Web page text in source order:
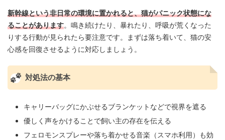
新幹線という非日常の環境に置かれると、猫がパニック状態にな
ることがあります。鳴き続けたり、暴れたり、呼吸が荒くなった
りする行動が見られたら要注意です。まずは落ち着いて、猫の安
心感を回復させるように対応しましょう。
対処法の基本
キャリーバッグにかぶせるブランケットなどで視界を遮る
優しく声をかけることで飼い主の存在を伝える
フェロモンスプレーや落ち着かせる音楽（スマホ利用）も効